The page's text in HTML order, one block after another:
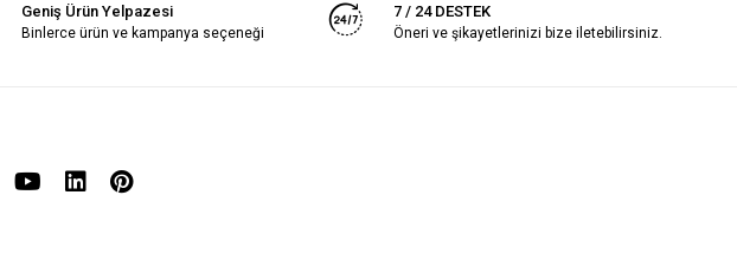
Geniş Ürün Yelpazesi
Binlerce ürün ve kampanya seçeneği
7 / 24 DESTEK
Öneri ve şikayetlerinizi bize iletebilirsiniz.